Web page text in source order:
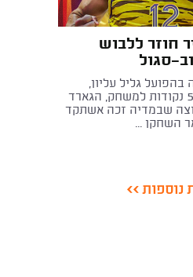
חוזר ללבוש
סגול
בהפועל גליל עליון,
שבמהלכה קלע 5.5 נקודות למשחק, הגארד
לקבוצה שבמדיה זכה אשתקד
השחקן ...
נוספות >>